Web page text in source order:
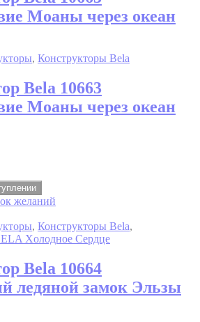
Моаны через океан
, Конструкторы Bela
Bela 10663
Моаны через океан
желаний
, Конструкторы Bela,
Xолодное Cердце
Bela 10664
ледяной замок Эльзы